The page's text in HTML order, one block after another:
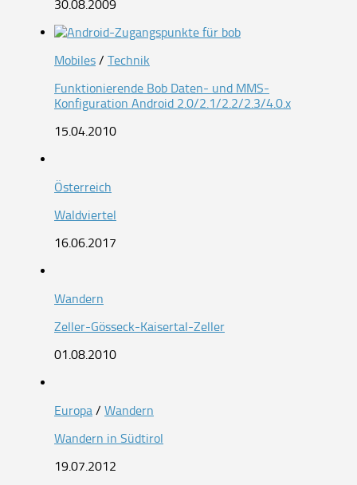
30.08.2009
Mobiles / Technik
Funktionierende Bob Daten- und MMS-
Konfiguration Android 2.0/2.1/2.2/2.3/4.0.x
15.04.2010
Österreich
Waldviertel
16.06.2017
Wandern
Zeller-Gösseck-Kaisertal-Zeller
01.08.2010
Europa / Wandern
Wandern in Südtirol
19.07.2012